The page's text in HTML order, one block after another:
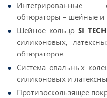
Интегрированные
обтюраторы – шейные и
Шейное кольцоSI
силиконовых,
обтюраторов.
Система овальных
силиконовых и
Противоскользящее